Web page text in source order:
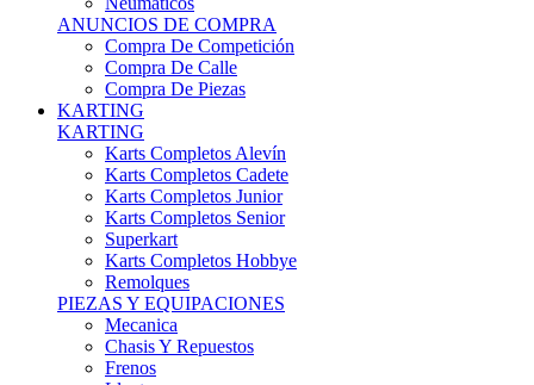
ANUNCIOS DE COMPRA
Compra De Competición
Compra De Calle
Compra De Piezas
KARTING
KARTING
Karts Completos Alevín
Karts Completos Cadete
Karts Completos Junior
Karts Completos Senior
Superkart
Karts Completos Hobbye
Remolques
PIEZAS Y EQUIPACIONES
Mecanica
Chasis Y Repuestos
Frenos